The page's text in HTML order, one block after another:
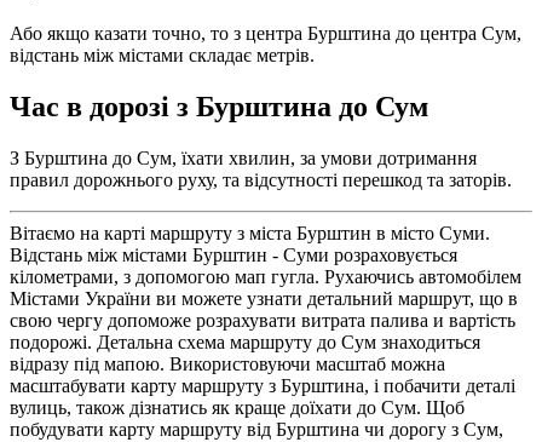
Або якщо казати точно, то з центра Бурштина до центра Сум,
відстань між містами складає метрів.
Час в дорозі з Бурштина до Сум
З Бурштина до Сум, їхати хвилин, за умови дотримання
правил дорожнього руху, та відсутності перешкод та заторів.
Вітаємо на карті маршруту з міста Бурштин в місто Суми.
Відстань між містами Бурштин - Суми розраховується
кілометрами, з допомогою мап гугла. Рухаючись автомобілем
Містами України ви можете узнати детальний маршрут, що в
свою чергу допоможе розрахувати витрата палива и вартість
подорожі. Детальна схема маршруту до Сум знаходиться
відразу під мапою. Використовуючи масштаб можна
масштабувати карту маршруту з Бурштина, і побачити деталі
вулиць, також дізнатись як краще доїхати до Сум. Щоб
побудувати карту маршруту від Бурштина чи дорогу з Сум,